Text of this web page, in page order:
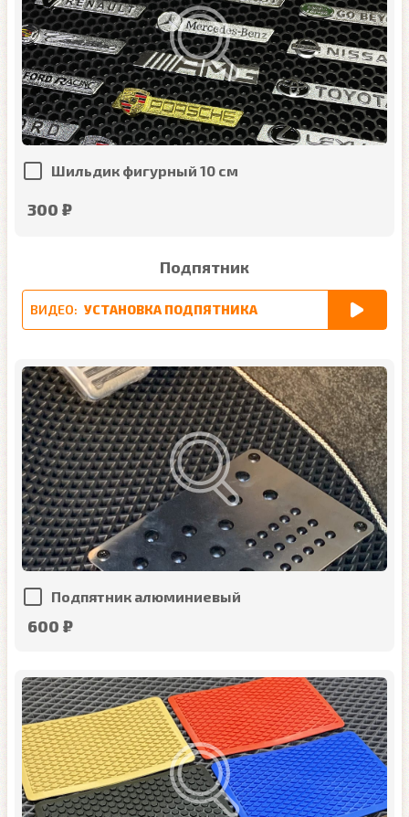
Шильдик фигурный 10 см
300 ₽
Подпятник
ВИДЕО: УСТАНОВКА ПОДПЯТНИКА
Подпятник алюминиевый
600 ₽